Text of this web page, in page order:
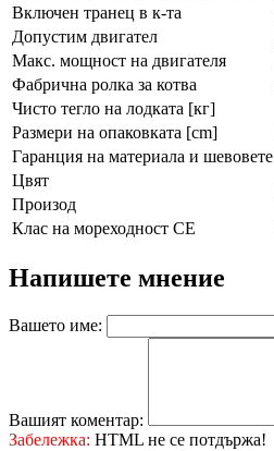
Включен транец в к-та
Допустим двигател
Макс. мощност на двигателя
Фабрична ролка за котва
Чисто тегло на лодката [кг]
Размери на опаковката [cm]
Гаранция на материала и шевовете
Цвят
Произод
Клас на мореходност СЕ
Напишете мнение
Вашето име:
Вашият коментар:
Забележка: HTML не се потдържа!